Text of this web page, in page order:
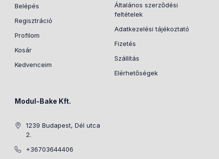
Belépés
Regisztráció
Profilom
Kosár
Kedvenceim
Általános szerződési
feltételek
Adatkezelési tájékoztató
Fizetés
Szállítás
Elérhetőségek
Modul-Bake Kft.
1239 Budapest, Dél utca
2.
+36703644406